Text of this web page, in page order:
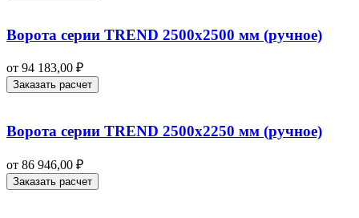
Ворота серии TREND 2500х2500 мм (ручное)
от 94 183,00 ₽
Заказать расчет
Ворота серии TREND 2500х2250 мм (ручное)
от 86 946,00 ₽
Заказать расчет